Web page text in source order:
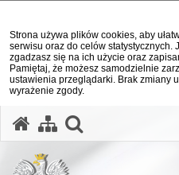
Strona używa plików cookies, aby
serwisu oraz do celów statystycznych.
zgadzasz się na ich użycie oraz
Pamiętaj, że możesz samodzielnie
ustawienia przeglądarki. Brak zmiany
wyrażenie zgody.